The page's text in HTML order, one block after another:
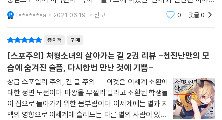
가 본격적으로 나오는 작중 중후반 에피소드가 이번 권의 메인이라 볼 수
있었고, 마지막
f*******a 2021.06.19. 신고 0 댓글0
종이책 구매
[스포주의] 처형소녀의 살아가는 길 2권 리뷰 -천진난만의 모
습에 숨겨진 슬픔, 다시한번 만난 것에 기쁨-
상급 스포일러 주의, 긴 글 주의 이것은 이세계 소환에
대한 정면 도전이다. 마왕을 무찔러 달라고 소환된 학생들
이 집으로 돌아가기 위한 몸부림이다. 이세계에는 별과 지
맥의 영향으로 이세계에 흘러드는 다른 별의 사람이 있다.